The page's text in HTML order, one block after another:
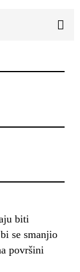
biti
se smanjio
površini